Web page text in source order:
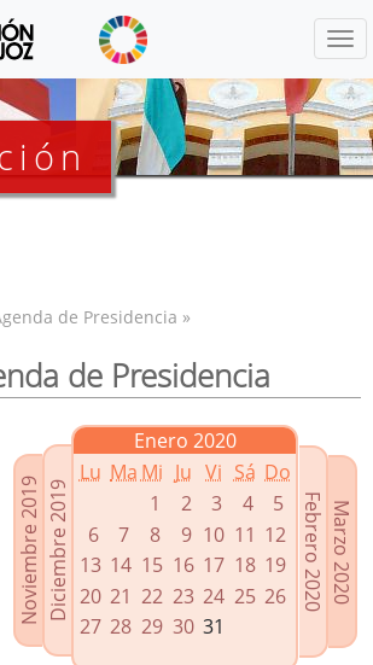
Enlaces relacionados
y Juntas de gobierno
Europeos
de Presidencia »
de Presidencia
Noviembre 2019Diciembre 2019
Enero 2020
Lu Ma Mi Ju Vi Sá Do
1
2 3 4
5
6
7 8 9 10 11 12
13 14 15 16 17 18 19
20 21 22 23 24 25 26
27 28 29 30 31
Marzo 2020
Febrero 2020